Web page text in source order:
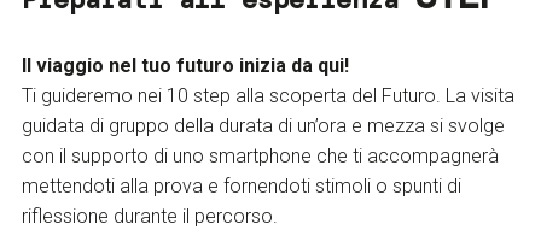
Il viaggio nel tuo futuro inizia da qui!
Ti guideremo nei 10 step alla scoperta del Futuro. La visita
guidata di gruppo della durata di un’ora e mezza si svolge
con il supporto di uno smartphone che ti accompagnerà
mettendoti alla prova e fornendoti stimoli o spunti di
riflessione durante il percorso.